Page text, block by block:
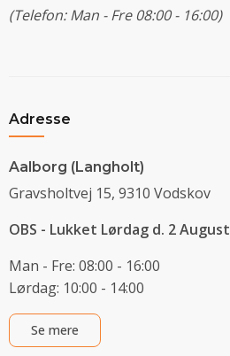
(Telefon: Man - Fre 08:00 - 16:00)
Adresse
Aalborg (Langholt)
Gravsholtvej 15, 9310 Vodskov
OBS - Lukket Lørdag d. 2 August
Man - Fre: 08:00 - 16:00
Lørdag: 10:00 - 14:00
Se mere